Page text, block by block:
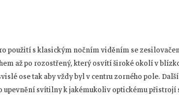
použití s klasickým nočním viděním se
až po rozostřený, který osvítí široké okolí v
ose tak aby vždy byl v centru zorného pole.
upevnění svítilny k jakémukoliv optickému přistrojí